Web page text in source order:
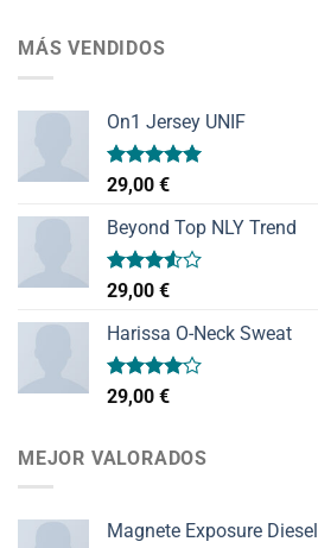
MÁS VENDIDOS
On1 Jersey UNIF
Valorado
con
de 5
29,00 €
Beyond Top NLY Trend
Valorado
con
3.50de
5
29,00 €
Harissa O-Neck Sweat
Valorado
con
29,00 €
MEJOR VALORADOS
Magnete Exposure Diesel